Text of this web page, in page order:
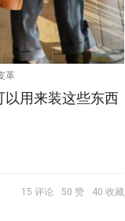
革
以用来装这些东西
15 评论 50 赞 40 收藏